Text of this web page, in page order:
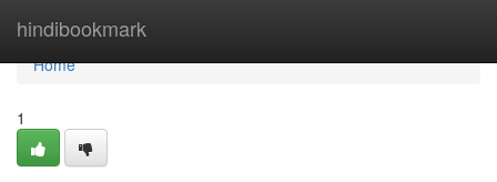
hindibookmark
Home
Home
1